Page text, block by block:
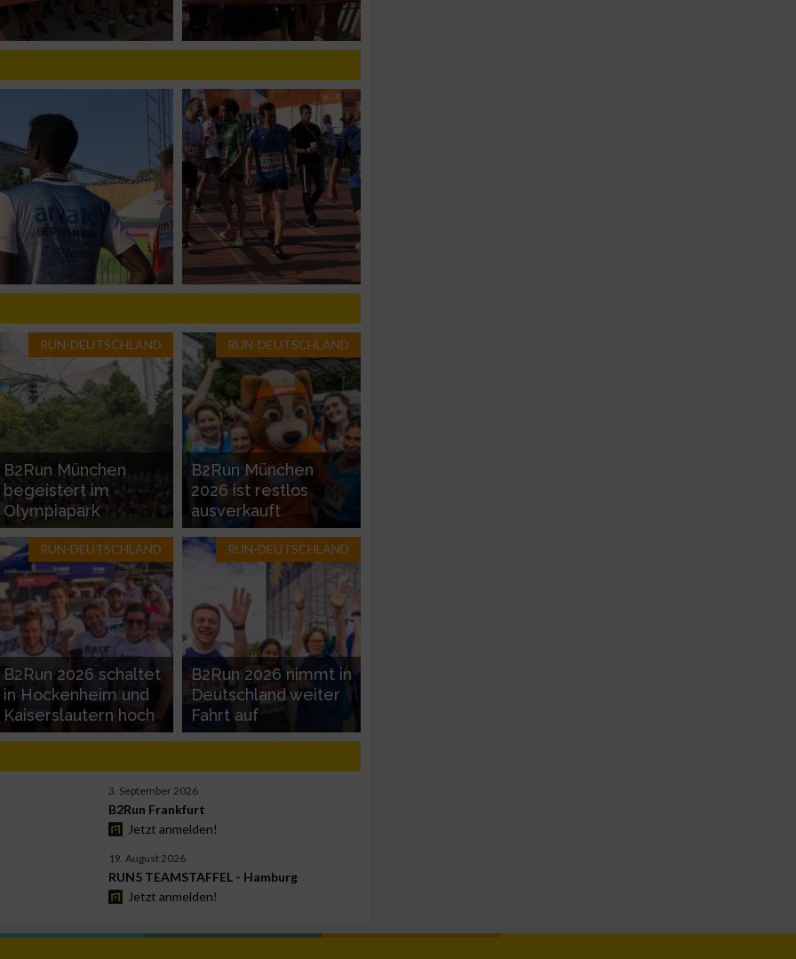
RUN-DEUTSCHLAND
B2Run München
begeistert im
Olympiapark
RUN-DEUTSCHLAND
B2Run München
2026 ist restlos
ausverkauft
RUN-DEUTSCHLAND
B2Run 2026 schaltet
in Hockenheim und
Kaiserslautern hoch
RUN-DEUTSCHLAND
B2Run 2026 nimmt in
Deutschland weiter
Fahrt auf
3. September 2026
B2Run Frankfurt
Jetzt anmelden!
19. August 2026
RUN5 TEAMSTAFFEL - Hamburg
Jetzt anmelden!
Daten aus